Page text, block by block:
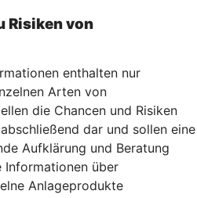
Risiken von
enthalten nur
Arten von
die Chancen und Risiken
dar und sollen eine
Aufklärung und Beratung
Informationen über
Anlageprodukte